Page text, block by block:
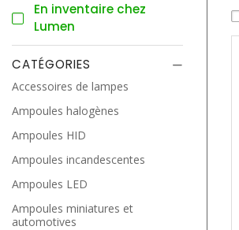
En inventaire chez
Lumen
CATÉGORIES
Accessoires de lampes
Ampoules halogènes
Ampoules HID
Ampoules incandescentes
Ampoules LED
Ampoules miniatures et
automotives